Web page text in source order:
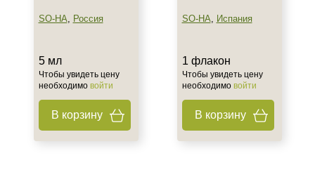
Возрастные изменения
Акне
Алопеция
Показать еще
Применение
SO-HA, Россия
5 мл
Чтобы увидеть цену
необходимо войти
В корзину
SO-HA, Испания
1 флакон
Чтобы увидеть цену
необходимо войти
В корзину